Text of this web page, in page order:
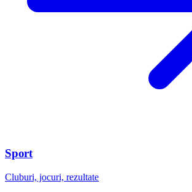
Sport
Cluburi, jocuri, rezultate